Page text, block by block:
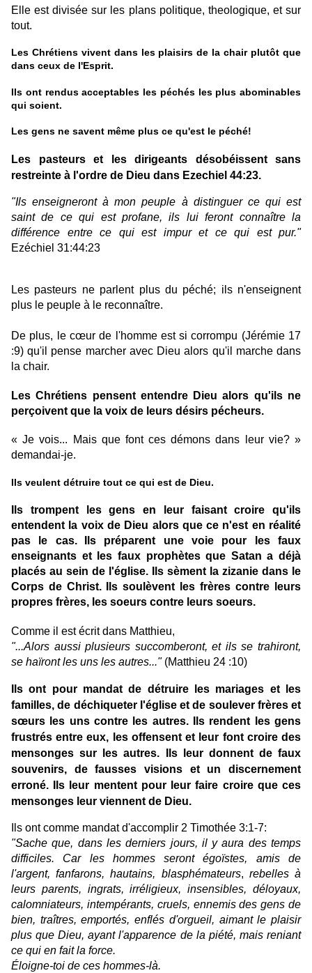
Elle est divisée sur les plans politique, theologique, et sur
tout.
Les Chrétiens vivent dans les plaisirs de la chair plutôt que
dans ceux de l'Esprit.
Ils ont rendus acceptables les péchés les plus abominables
qui soient.
Les gens ne savent même plus ce qu'est le péché!
Les pasteurs et les dirigeants désobéissent sans
restreinte à l'ordre de Dieu dans Ezechiel 44:23.
"Ils enseigneront à mon peuple à distinguer ce qui est
saint de ce qui est profane, ils lui feront connaître la
différence entre ce qui est impur et ce qui est pur."
Ezéchiel 31:44:23
Les pasteurs ne parlent plus du péché; ils n'enseignent
plus le peuple à le reconnaître.
De plus, le cœur de l'homme est si corrompu (Jérémie 17
:9) qu'il pense marcher avec Dieu alors qu'il marche dans
la chair.
Les Chrétiens pensent entendre Dieu alors qu'ils ne
perçoivent que la voix de leurs désirs pécheurs.
« Je vois... Mais que font ces démons dans leur vie? »
demandai-je.
Ils veulent détruire tout ce qui est de Dieu.
Ils trompent les gens en leur faisant croire qu'ils
entendent la voix de Dieu alors que ce n'est en réalité
pas le cas.
Ils préparent une voie pour les faux
enseignants et les faux prophètes que Satan a déjà
placés au sein de l'église.
Ils sèment la zizanie dans le
Corps de Christ.
Ils soulèvent les frères contre leurs
propres frères, les soeurs contre leurs soeurs.
Comme il est écrit dans Matthieu,
"...Alors aussi plusieurs succomberont, et ils se trahiront,
se haïront les uns les autres..."(Matthieu 24 :10)
Ils ont pour mandat de détruire les mariages et les
familles, de déchiqueter l'église et de soulever frères et
sœurs les uns contre les autres.
Ils rendent les gens
frustrés entre eux, les offensent et leur font croire des
mensonges sur les autres.
Ils leur donnent de faux
souvenirs, de fausses visions et un discernement
erroné.
Ils leur mentent pour leur faire croire que ces
mensonges leur viennent de Dieu.
Ils ont comme mandat d'accomplir 2 Timothée 3:1-7:
"Sache que, dans les derniers jours, il y aura des temps
difficiles. Car les hommes seront égoïstes, amis de
l'argent, fanfarons, hautains, blasphémateurs, rebelles à
leurs parents, ingrats, irréligieux, insensibles, déloyaux,
calomniateurs, intempérants, cruels, ennemis des gens de
bien, traîtres, emportés, enflés d'orgueil, aimant le plaisir
plus que Dieu, ayant l'apparence de la piété, mais reniant
ce qui en fait la force.
Éloigne-toi de ces hommes-là.